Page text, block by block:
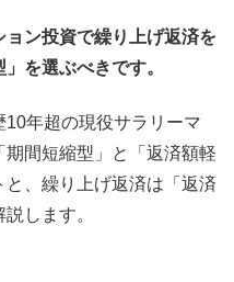
ョン投資で繰り上げ返済を
を選ぶべきです。
年超の現役サラリーマ
期間短縮型」と「返済額軽
、繰り上げ返済は「返済
します。